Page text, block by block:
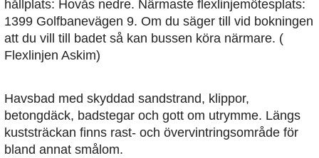
hållplats: Hovås nedre. Närmaste flexlinjemötesplats:
1399 Golfbanevägen 9. Om du säger till vid bokningen
att du vill till badet så kan bussen köra närmare. (
Flexlinjen Askim)
Havsbad med skyddad sandstrand, klippor,
betongdäck, badstegar och gott om utrymme. Längs
kuststräckan finns rast- och övervintringsområde för
bland annat smålom.